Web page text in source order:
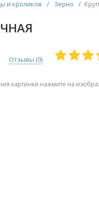
и кроликов / Зерно /
Отзывы (0)
картинки нажмите на